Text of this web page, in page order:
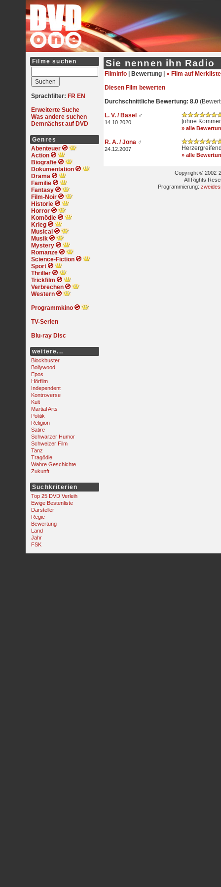
Filme suchen
Sprachfilter: FR EN
Erweiterte Suche
Was andere suchen
Demnächst auf DVD
Genres
Abenteuer
Action
Biografie
Dokumentation
Drama
Familie
Fantasy
Film-Noir
Historie
Horror
Komödie
Krieg
Musical
Musik
Mystery
Romanze
Science-Fiction
Sport
Thriller
Trickfilm
Verbrechen
Western
Programmkino
TV-Serien
Blu-ray Disc
weitere...
Blockbuster
Bollywood
Epos
Hörfilm
Independent
Kontroverse
Kult
Martial Arts
Politik
Religion
Satire
Schwarzer Humor
Schweizer Film
Tanz
Tragödie
Wahre Geschichte
Zukunft
Suchkriterien
Top 25 DVD Verleih
Ewige Bestenliste
Darsteller
Regie
Bewertung
Land
Jahr
FSK
Sie nennen ihn Radio
Filminfo Bewertung | » Film auf Merkliste
Diesen Film bewerten
Durchschnittliche Bewertung: 8.0
L. V. / Basel ♂
14.10.2020 [ohne
» alle
R. A. / Jona ♂
24.12.2007
» alle
Copyright © 2002-
All Rights
Programmierung: